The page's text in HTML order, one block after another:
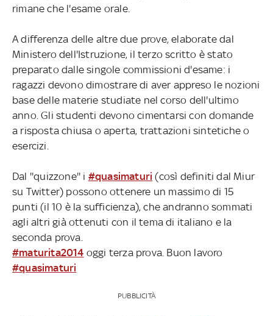
rimane che l'esame orale.
A differenza delle altre due prove, elaborate dal
Ministero dell'Istruzione, il terzo scritto è stato
preparato dalle singole commissioni d'esame: i
ragazzi devono dimostrare di aver appreso le nozioni
base delle materie studiate nel corso dell'ultimo
anno. Gli studenti devono cimentarsi con domande
a risposta chiusa o aperta, trattazioni sintetiche o
esercizi.
Dal ''quizzone'' i #quasimaturi (così definiti dal Miur
su Twitter) possono ottenere un massimo di 15
punti (il 10 è la sufficienza), che andranno sommati
agli altri già ottenuti con il tema di italiano e la
seconda prova.
#maturita2014 oggi terza prova. Buon lavoro
#quasimaturi
PUBBLICITÀ